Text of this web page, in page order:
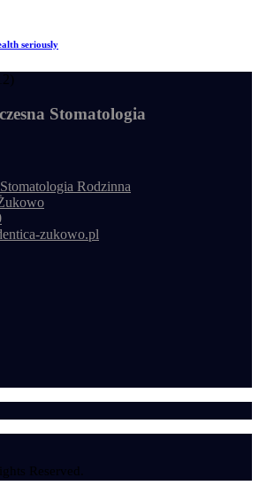
seriously
Stomatologia
Rodzinna
zukowo.pl
Reserved.